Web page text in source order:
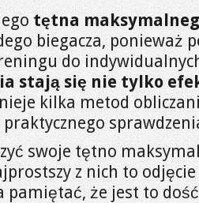
tętna
biegacza, ponieważ
do
stają się nie tylko
kilka metod
swoje tętno
z nich to
pamiętać, że jest to